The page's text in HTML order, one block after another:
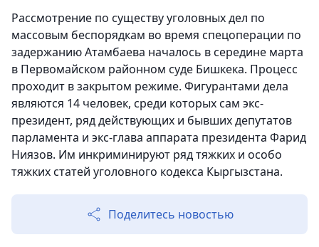
Рассмотрение по существу уголовных дел по
массовым беспорядкам во время спецоперации по
задержанию Атамбаева началось в середине марта
в Первомайском районном суде Бишкека. Процесс
проходит в закрытом режиме. Фигурантами дела
являются 14 человек, среди которых сам экс-
президент, ряд действующих и бывших депутатов
парламента и экс-глава аппарата президента Фарид
Ниязов. Им инкриминируют ряд тяжких и особо
тяжких статей уголовного кодекса Кыргызстана.
Поделитесь новостью